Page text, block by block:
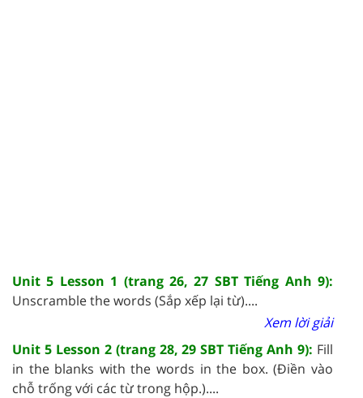
Unit 5 Lesson 1 (trang 26, 27 SBT Tiếng Anh 9):
Unscramble the words (Sắp xếp lại từ)....
Xem lời giải
Unit 5 Lesson 2 (trang 28, 29 SBT Tiếng Anh 9): Fill
in the blanks with the words in the box. (Điền vào
chỗ trống với các từ trong hộp.)....